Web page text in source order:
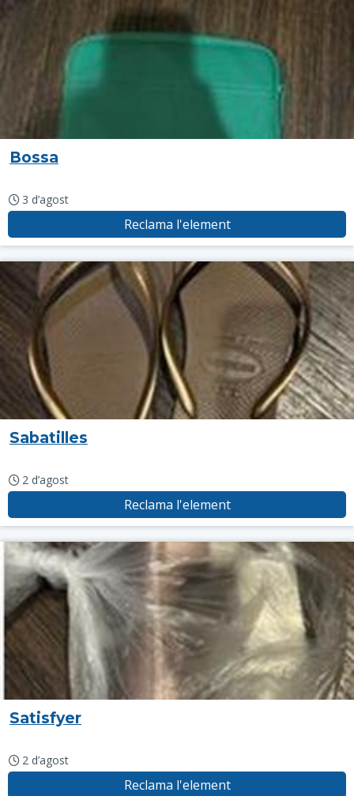
Bossa
3 d’agost
Reclama l'element
Sabatilles
2 d’agost
Reclama l'element
Satisfyer
2 d’agost
Reclama l'element